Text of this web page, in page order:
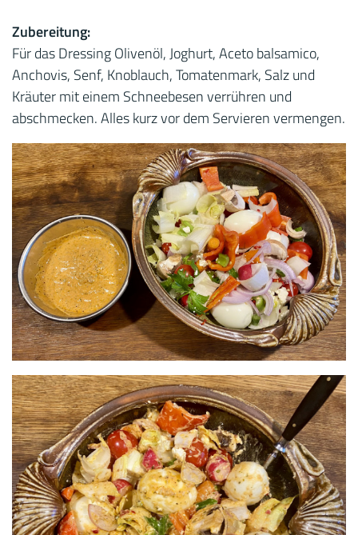
Zubereitung:
Für das Dressing Olivenöl, Joghurt, Aceto balsamico,
Anchovis, Senf, Knoblauch, Tomatenmark, Salz und
Kräuter mit einem Schneebesen verrühren und
abschmecken. Alles kurz vor dem Servieren vermengen.